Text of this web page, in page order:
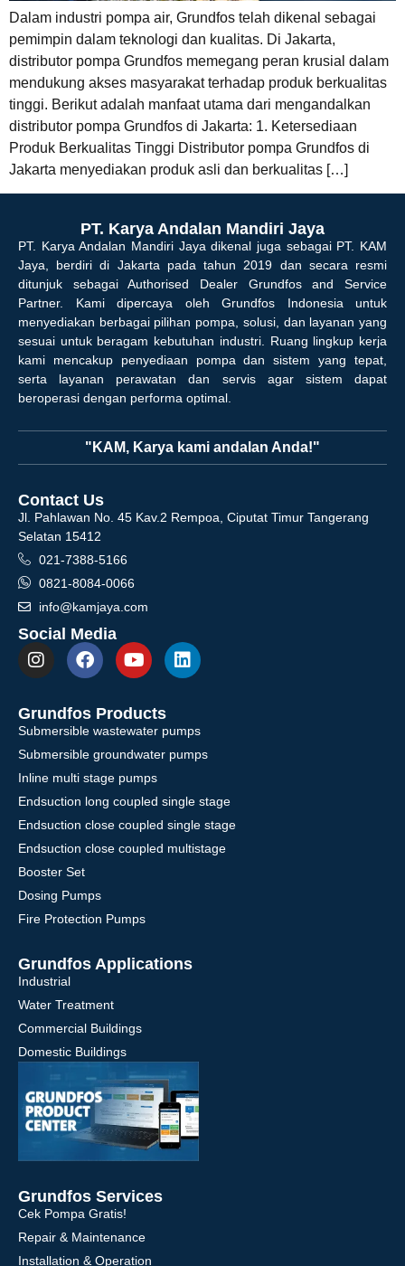
Dalam industri pompa air, Grundfos telah dikenal sebagai
pemimpin dalam teknologi dan kualitas. Di Jakarta,
distributor pompa Grundfos memegang peran krusial dalam
mendukung akses masyarakat terhadap produk berkualitas
tinggi. Berikut adalah manfaat utama dari mengandalkan
distributor pompa Grundfos di Jakarta: 1. Ketersediaan
Produk Berkualitas Tinggi Distributor pompa Grundfos di
Jakarta menyediakan produk asli dan berkualitas […]
PT. Karya Andalan Mandiri Jaya
PT. Karya Andalan Mandiri Jaya dikenal juga sebagai PT. KAM
Jaya, berdiri di Jakarta pada tahun 2019 dan secara resmi
ditunjuk sebagai Authorised Dealer Grundfos and Service
Partner. Kami dipercaya oleh Grundfos Indonesia untuk
menyediakan berbagai pilihan pompa, solusi, dan layanan yang
sesuai untuk beragam kebutuhan industri. Ruang lingkup kerja
kami mencakup penyediaan pompa dan sistem yang tepat,
serta layanan perawatan dan servis agar sistem dapat
beroperasi dengan performa optimal.
"KAM, Karya kami andalan Anda!"
Contact Us
Jl. Pahlawan No. 45 Kav.2 Rempoa, Ciputat Timur Tangerang
Selatan 15412
021-7388-5166
0821-8084-0066
info@kamjaya.com
Social Media
Grundfos Products
Submersible wastewater pumps
Submersible groundwater pumps
Inline multi stage pumps
Endsuction long coupled single stage
Endsuction close coupled single stage
Endsuction close coupled multistage
Booster Set
Dosing Pumps
Fire Protection Pumps
Grundfos Applications
Industrial
Water Treatment
Commercial Buildings
Domestic Buildings
Grundfos Services
Cek Pompa Gratis!
Repair & Maintenance
Installation & Operation